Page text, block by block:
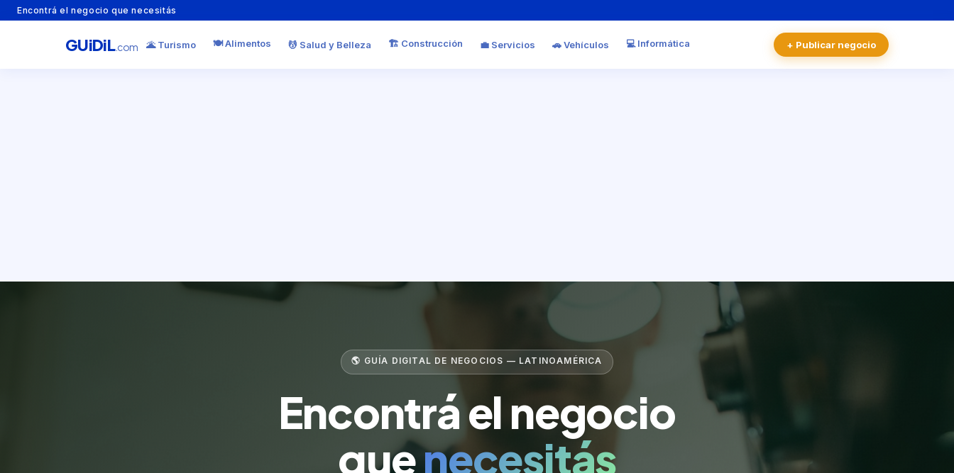
Encontrá el negocio que necesitás
GUiDiL.com 🌋 Turismo 🍽️ Alimentos 💆 Salud y Belleza 🏗️ Construcción 💼 Servicios 🚗 Vehículos 💻 Informática + Publicar negocio
🌎 GUÍA DIGITAL DE NEGOCIOS — LATINOAMÉRICA
Encontrá el negocio
quenecesitás